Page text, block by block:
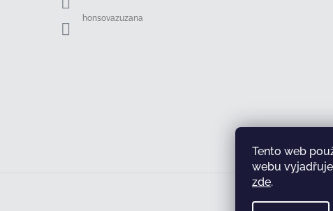
Tento web
webu
zde.
honsovazuzana